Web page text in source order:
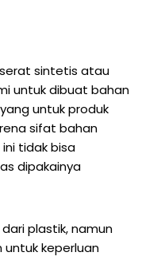
sintetis atau
untuk dibuat bahan
untuk produk
sifat bahan
tidak bisa
dipakainya
plastik, namun
untuk keperluan